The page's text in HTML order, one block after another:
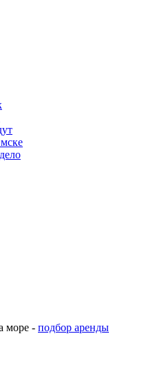
море - подбор аренды